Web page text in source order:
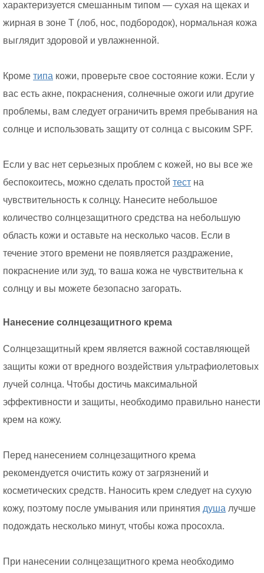
характеризуется смешанным типом — сухая на щеках и
жирная в зоне T (лоб, нос, подбородок), нормальная кожа
выглядит здоровой и увлажненной.
Кроме типа кожи, проверьте свое состояние кожи. Если у
вас есть акне, покраснения, солнечные ожоги или другие
проблемы, вам следует ограничить время пребывания на
солнце и использовать защиту от солнца с высоким SPF.
Если у вас нет серьезных проблем с кожей, но вы все же
беспокоитесь, можно сделать простой тест на
чувствительность к солнцу. Нанесите небольшое
количество солнцезащитного средства на небольшую
область кожи и оставьте на несколько часов. Если в
течение этого времени не появляется раздражение,
покраснение или зуд, то ваша кожа не чувствительна к
солнцу и вы можете безопасно загорать.
Нанесение солнцезащитного крема
Солнцезащитный крем является важной составляющей
защиты кожи от вредного воздействия ультрафиолетовых
лучей солнца. Чтобы достичь максимальной
эффективности и защиты, необходимо правильно нанести
крем на кожу.
Перед нанесением солнцезащитного крема
рекомендуется очистить кожу от загрязнений и
косметических средств. Наносить крем следует на сухую
кожу, поэтому после умывания или принятия душа лучше
подождать несколько минут, чтобы кожа просохла.
При нанесении солнцезащитного крема необходимо